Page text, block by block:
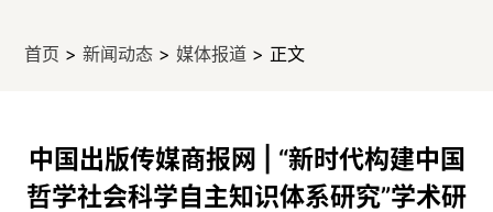
首页 >新闻动态 >媒体报道 > 正文
中国出版传媒商报网 | “新时代构建中国
哲学社会科学自主知识体系研究”学术研